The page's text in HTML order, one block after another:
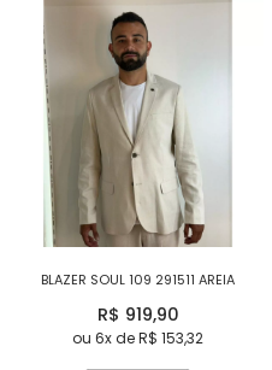
BLAZER SOUL 109 291511 AREIA
R$ 919,90
ou 6x de R$ 153,32